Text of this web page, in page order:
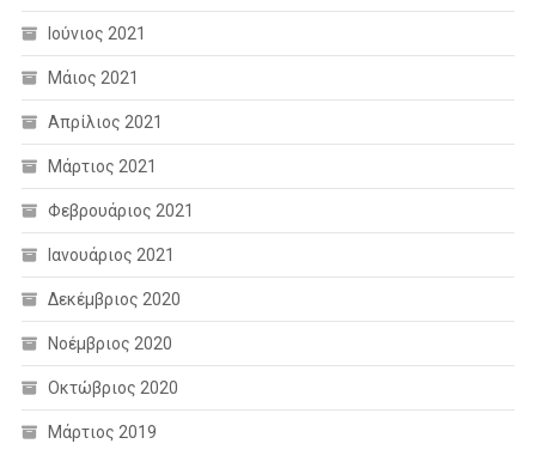
Ιούνιος 2021
Μάιος 2021
Απρίλιος 2021
Μάρτιος 2021
Φεβρουάριος 2021
Ιανουάριος 2021
Δεκέμβριος 2020
Νοέμβριος 2020
Οκτώβριος 2020
Μάρτιος 2019